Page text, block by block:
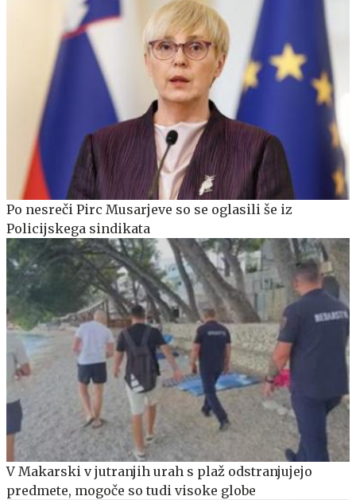
Po nesreči Pirc Musarjeve so se oglasili še iz
Policijskega sindikata
V Makarski v jutranjih urah s plaž odstranjujejo
predmete, mogoče so tudi visoke globe